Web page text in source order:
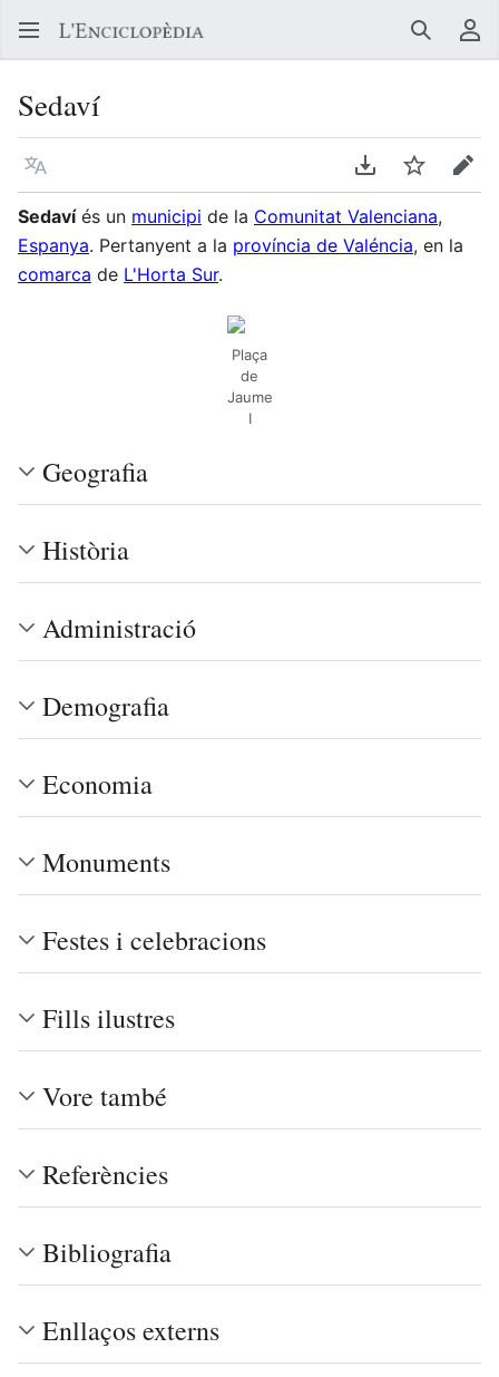
Buscar
Sedaví
Llegir en un atre idioma Descarregar en
Vigilar
Sedavíés un municipi de la Comunitat Valenciana,
Espanya. Pertanyent a la província de Valéncia, en la
comarca de L'Horta Sur.
Plaça
de
Jaume
I
Geografia
Història
Administració
Demografia
Economia
Monuments
Festes i celebracions
Fills ilustres
Vore també
Referències
Bibliografia
Enllaços externs